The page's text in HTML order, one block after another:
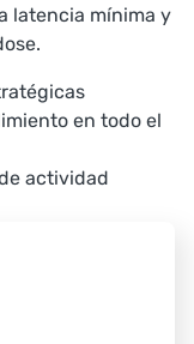
latencia mínima y
en todo el
actividad